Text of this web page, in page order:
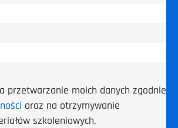
przetwarzanie moich danych zgodnie
oraz na otrzymywanie
szkoleniowych,